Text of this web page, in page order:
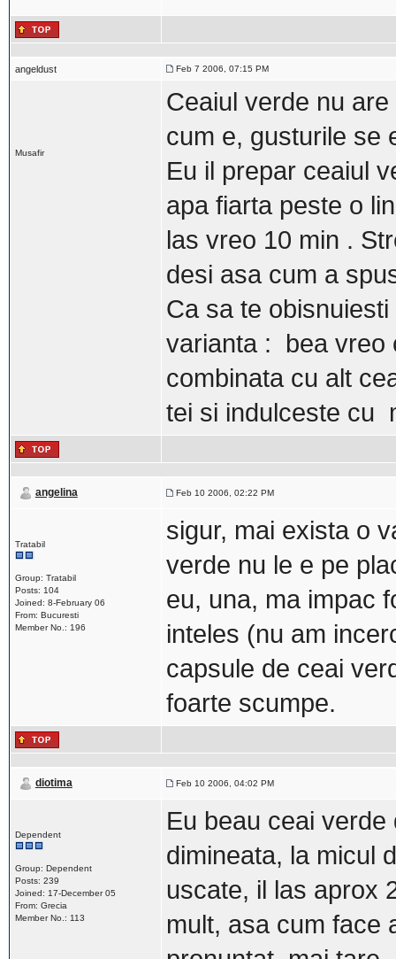
angeldust Feb 7 2006, 07:15 PM
Musafir
Ceaiul verde nu
cum e, gusturile se
Eu il prepar ceaiul
apa fiarta peste o
las vreo 10 min .
desi asa cum a
Ca sa te
varianta : bea vreo
combinata cu alt
tei si indulceste cu
angelina Feb 10 2006, 02:22 PM
Tratabil
Group: Tratabil
Posts: 104
Joined: 8-February 06
From: Bucuresti
Member No.: 196
sigur, mai exista o
verde nu le e pe
eu, una, ma impac
inteles (nu am
capsule de ceai
foarte scumpe.
diotima Feb 10 2006, 04:02 PM
Dependent
Group: Dependent
Posts: 239
Joined: 17-December 05
From: Grecia
Member No.: 113
Eu beau ceai
dimineata, la micul
uscate, il las aprox
mult, asa cum face